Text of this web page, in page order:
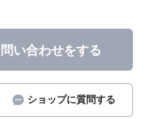
い合わせをする
ショップに質問する